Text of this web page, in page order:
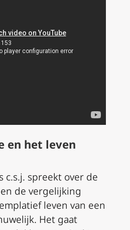
en het leven
c.s.j. spreekt over de
de vergelijking
leven van een
Het gaat